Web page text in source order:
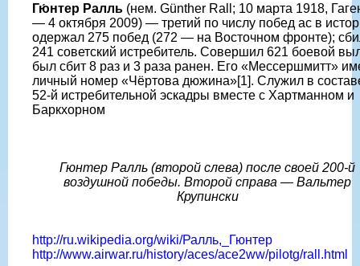
Гю́нтер Ралль (нем. Günther Rall; 10 марта 1918,
— 4 октября 2009) — третий по числу побед ас в
одержал 275 побед (272 — на Восточном фронте);
241 советский истребитель. Совершил 621 боевой
был сбит 8 раз и 3 раза ранен. Его «Мессершмитт»
личный номер «Чёртова дюжина»[1]. Служил в
52-й истребительной эскадры вместе с Хартманном и
Баркхорном
Гюнтер Ралль (второй слева) после своей 200-й
воздушной победы. Второй справа — Вальтер
Крупински
http://ru.wikipedia.org/wiki/Ралль,_Гюнтер
http://www.airwar.ru/history/aces/ace2ww/pilotg/rall.html